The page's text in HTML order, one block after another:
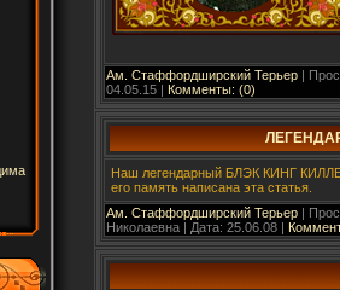
Ам. Стаффордширский Терьер |
04.05.15
Комменты: (0)
Наш легендарный БЛЭК КИНГ
его память написана эта статья.
Ам. Стаффордширский Терьер |
Николаевна | Дата: 25.06.08